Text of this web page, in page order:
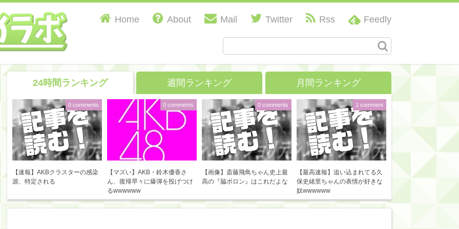
Home About Mail Twitter Rss Feedly
24時間ランキング 週間ランキング 月間ランキング
【速報】AKBクラスターの感染
源、特定される
0 comments
【マズい】AKB・鈴木優香さ
ん、復帰早々に爆弾を投げつけ
るwwwwww
0 comments
【画像】斎藤飛鳥ちゃん史上最
高の『脇ボロン』はこれだよな
0 comments
【最高速報】追い込まれてる久
保史緒里ちゃんの表情が好きな
奴wwwwww
1 comment